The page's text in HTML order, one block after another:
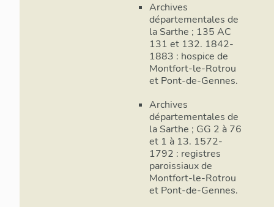
Archives
départementales de
la Sarthe ; 135 AC
131 et 132. 1842-
1883 : hospice de
Montfort-le-Rotrou
et Pont-de-Gennes.
Archives
départementales de
la Sarthe ; GG 2 à 76
et 1 à 13. 1572-
1792 : registres
paroissiaux de
Montfort-le-Rotrou
et Pont-de-Gennes.